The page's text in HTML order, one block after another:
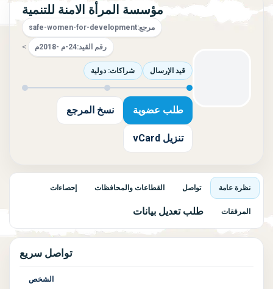
مؤسسة المرأة الامنة للتنمية
مرجع:safe-women-for-development
رقم القيد:24-م -2018م >
قيد الإرسال شراكات: دولية
طلب عضوية نسخ المرجع
تنزيل vCard
نظرة عامة تواصل القطاعات والمحافظات إحصاءات
المرفقات طلب تعديل بيانات
تواصل سريع
الشخص